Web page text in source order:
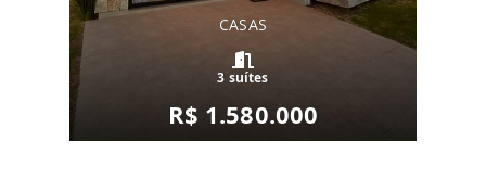
CASAS
3 suítes
R$ 1.580.000